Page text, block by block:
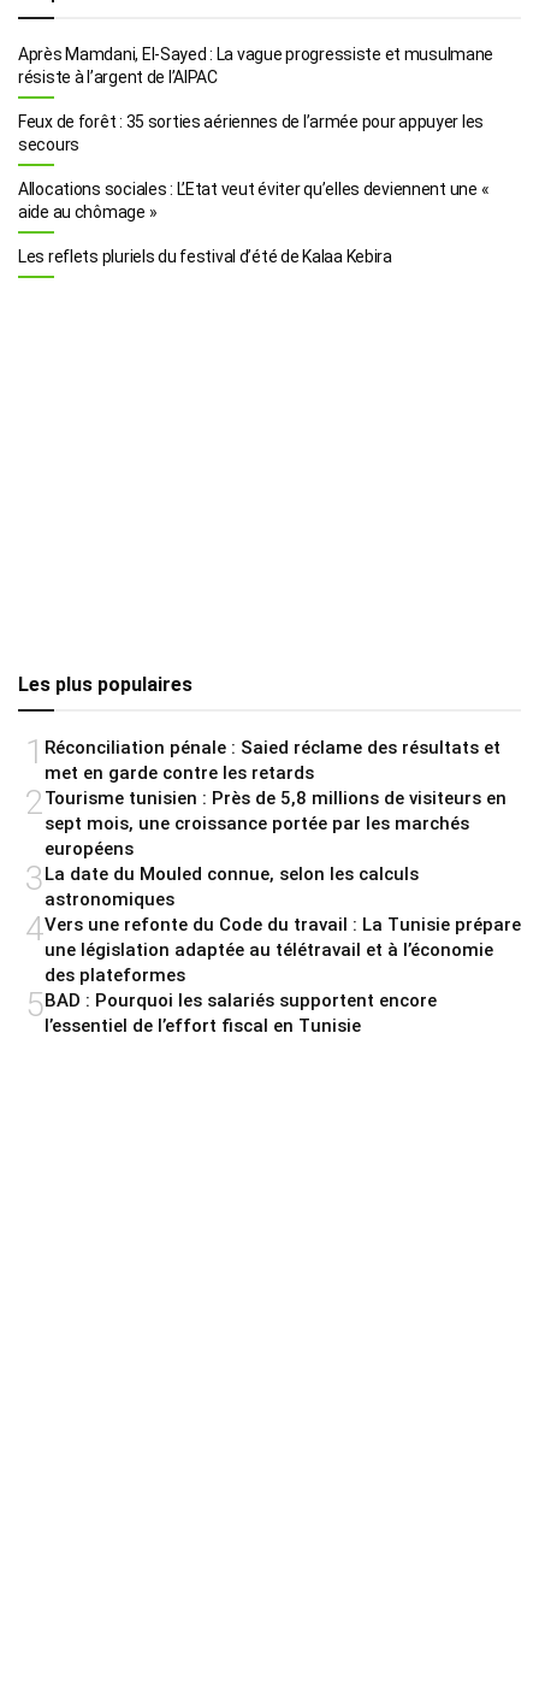
Après Mamdani, El-Sayed : La vague progressiste et musulmane
résiste à l’argent de l’AIPAC
Feux de forêt : 35 sorties aériennes de l’armée pour appuyer les
secours
Allocations sociales : L’Etat veut éviter qu’elles deviennent une «
aide au chômage »
Les reflets pluriels du festival d’été de Kalaa Kebira
Les plus populaires
1 Réconciliation pénale : Saied réclame des résultats et
met en garde contre les retards
2Tourisme tunisien : Près de 5,8 millions de visiteurs en
sept mois, une croissance portée par les marchés
européens
3La date du Mouled connue, selon les calculs
astronomiques
4Vers une refonte du Code du travail : La Tunisie prépare
une législation adaptée au télétravail et à l’économie
des plateformes
5BAD : Pourquoi les salariés supportent encore
l’essentiel de l’effort fiscal en Tunisie